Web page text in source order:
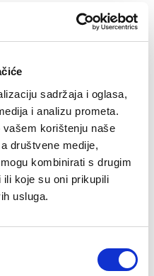
sadržaja i oglasa,
i analizu prometa.
vašem korištenju naše
društvene medije,
kombinirati s drugim
koje su oni prikupili
usluga.
KORPU